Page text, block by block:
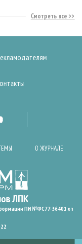
Смотреть все
О ЖУРНАЛЕ
ПИ №ФС77-36401 от